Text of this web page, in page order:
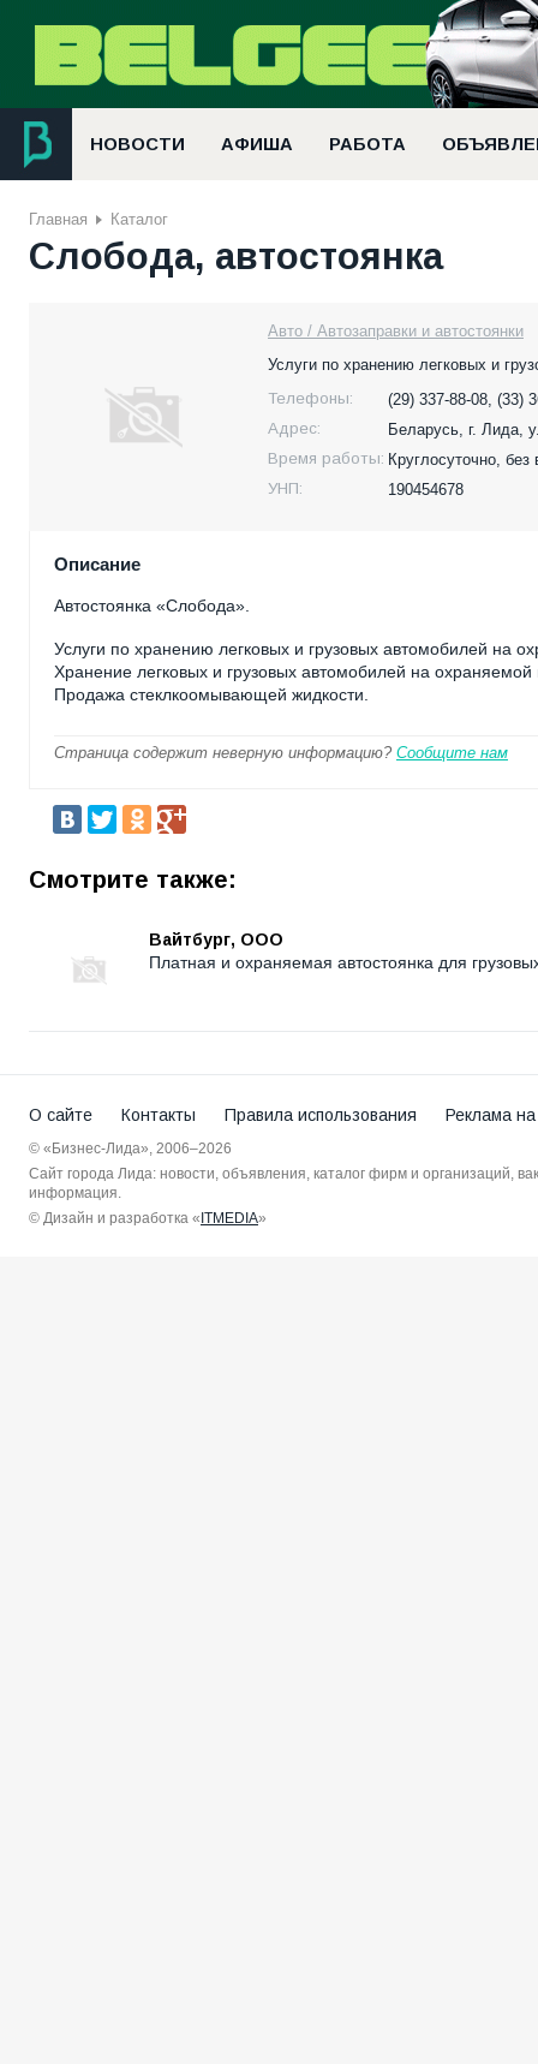
НОВОСТИ АФИША РАБОТА
Главная Каталог
Слобода, автостоянка
Авто / Автозаправки и автостоянки
Услуги по хранению легковых и
Телефоны:
(29) 337-88-08, (33)
Адрес:
Беларусь, г. Лида,
Время работы: Круглосуточно,
УНП:
190454678
Описание
Автостоянка «Слобода».
Услуги по хранению легковых и грузовых автомобилей на
Хранение легковых и грузовых автомобилей на охраняемой
Продажа стеклкоомывающей жидкости.
Страница содержит неверную информацию? Сообщите нам
Смотрите также:
Вайтбург, OOO
Платная и охраняемая автостоянка для
О сайте Контакты Правила использования Реклама
© «Бизнес-Лида», 2006–2026
Сайт города Лида: новости, объявления, каталог фирм и организаций,
информация.
© Дизайн и разработка «ITMEDIA»